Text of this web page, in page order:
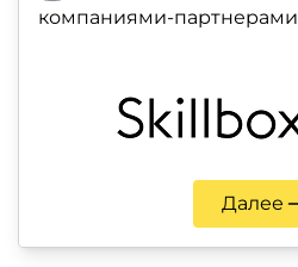
компаниями-партнерами
Далее